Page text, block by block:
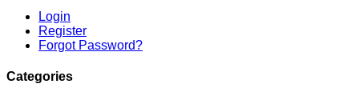
Login
Register
Forgot Password?
Categories